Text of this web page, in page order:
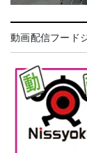
動画配信フード